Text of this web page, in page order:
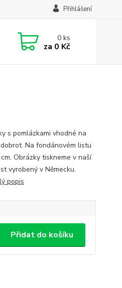
Přihlášení
0ks
za 0 Kč
s pomlázkami vhodné na
Na fondánovém listu
Obrázky tiskneme v naší
vyrobený v Německu.
popis
Přidat do košíku